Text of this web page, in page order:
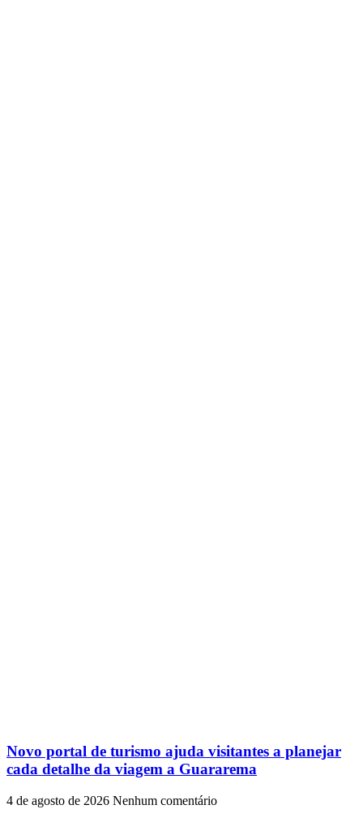
Novo portal de turismo ajuda visitantes a planejar
cada detalhe da viagem a Guararema
4 de agosto de 2026 Nenhum comentário